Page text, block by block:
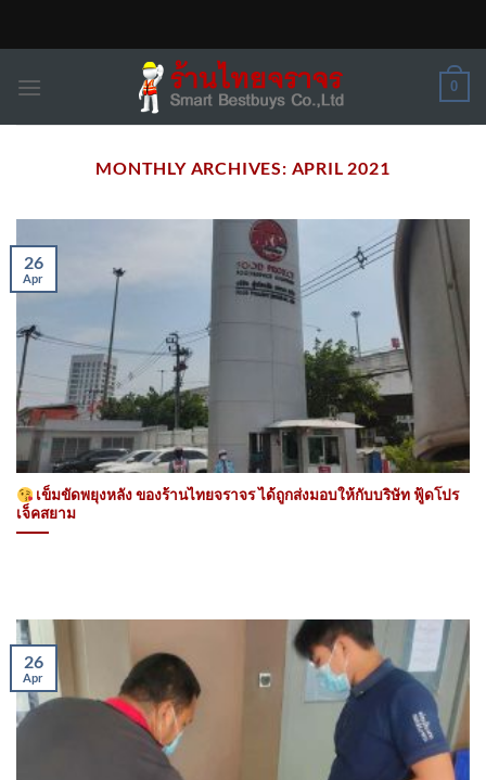
0
MONTHLY ARCHIVES: APRIL 2021
เข็มขัดพยุงหลัง ของร้านไทยจราจร ได้ถูกส่งมอบให้กับบริษัท ฟู้ดโปร
เจ็คสยาม
26
Apr
26
Apr